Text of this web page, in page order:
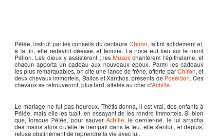
Pélée, instruit par les conseils du centaure Chiron, la tint solidement et,
à la fin, elle redevint déesse, et femme. La noce eut lieu sur le mont
Pélion. Les dieux y assistèrent ; lesMuseschantèrent l'épithalame, et
chacun apporta un cadeau aux nouveaux époux. Parmi les cadeaux
les plus remarquables, on cite une lance de frêne, offerte parChiron, et
deux chevaux immortels, Balios et Xanthos, présents de Poséidon. Ces
chevaux se retrouveront, plus tard, attelés au char d'Achille.
Le mariage ne fut pas heureux. Thétis donna, il est vrai, des enfants à
Pélée, mais elle les tuait, en essayant de les rendre immortels. Si bien
que, lorsque Pélée, pour sauverAchille, le dernier-né, le lui arracha
des mains alors qu'elle le trempait dans le feu, elle s'enfuit, et depuis,
refusa obstinément de reprendre la vie avec lui.